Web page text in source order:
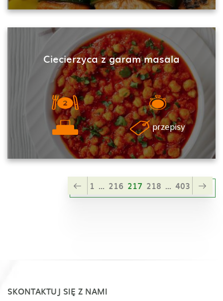
Ciecierzyca z garam masala
przepisy
1 ... 216 217 218 ... 403
SKONTAKTUJ SIĘ Z NAMI